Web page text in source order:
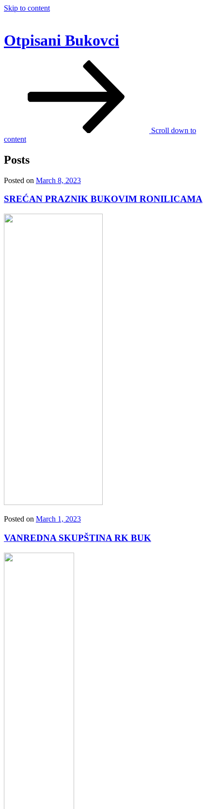
Skip to content
Otpisani Bukovci
Scroll down to
content
Posts
Posted on March 8, 2023
SREĆAN PRAZNIK BUKOVIM RONILICAMA
Posted on March 1, 2023
VANREDNA SKUPŠTINA RK BUK